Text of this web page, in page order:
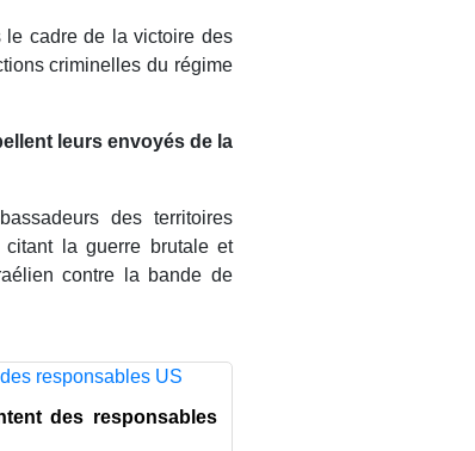
le cadre de la victoire des
criminelles du régime
leurs envoyés de la
des territoires
la guerre brutale et
contre la bande de
des responsables